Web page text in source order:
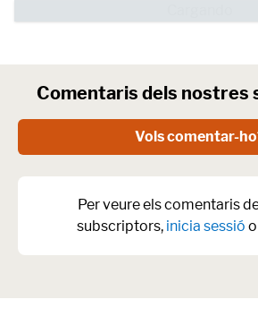
Comentaris dels nostres
Vols comentar-
Per veure els comentaris
subscriptors, inicia sessió o